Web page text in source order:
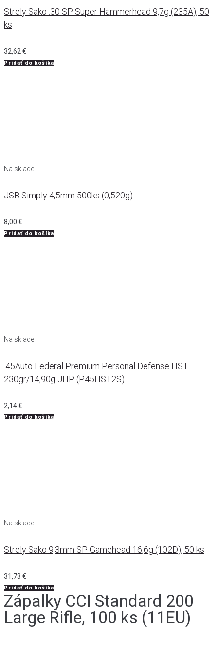
Strely Sako .30 SP Super Hammerhead 9,7g (235A), 50
ks
32,62 €
Pridať do košíka
Na sklade
JSB Simply 4,5mm 500ks (0,520g)
8,00 €
Pridať do košíka
Na sklade
.45Auto Federal Premium Personal Defense HST
230gr/14,90g JHP (P45HST2S)
2,14€
Pridať do košíka
Na sklade
Strely Sako 9,3mm SP Gamehead 16,6g (102D), 50 ks
31,73 €
Pridať do košíka
Zápalky CCI Standard 200
Large Rifle, 100 ks (11EU)